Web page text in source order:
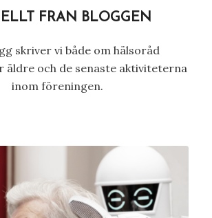
FRÅN BLOGGEN
skriver vi både om hälsoråd
äldre och de senaste aktiviteterna
inom föreningen.